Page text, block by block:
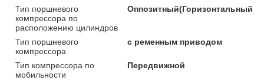
Тип поршневого
компрессора по
расположению цилиндров
Оппозитный(Горизонтальный)
Тип поршневого
компрессора
с ременным приводом
Тип компрессора по
мобильности
Передвижной